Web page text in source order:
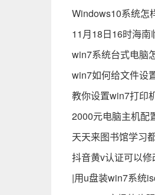
Windows10系统怎
11月18日16时海
win7系统台式电脑
win7如何给文件设
教你设置win7打印
2000元电脑主机配
天天来图书馆学习
抖音黄v认证可以
|用u盘装win7系统